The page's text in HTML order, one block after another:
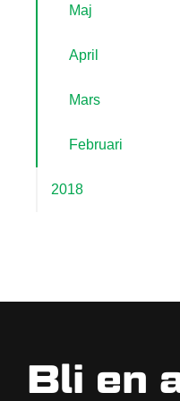
Maj
April
Mars
Februari
2018
Bli en